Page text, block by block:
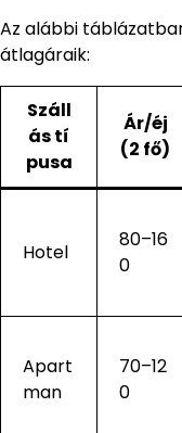
Az alábbi
átlagáraik:
Száll
ás tí
pusa
Ár/éj
(2 fő)
Hotel
80–16
0
Apart
man
70–12
0